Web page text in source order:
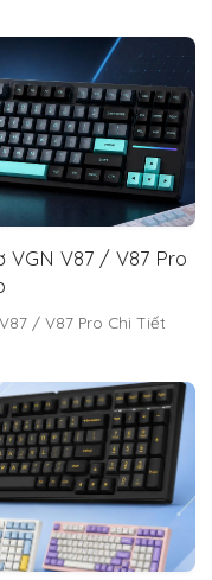
VGN V87 / V87 Pro
/ V87 Pro Chi Tiết